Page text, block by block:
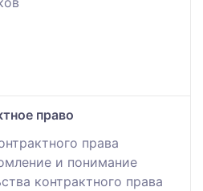
право
права
и понимание
контрактного права